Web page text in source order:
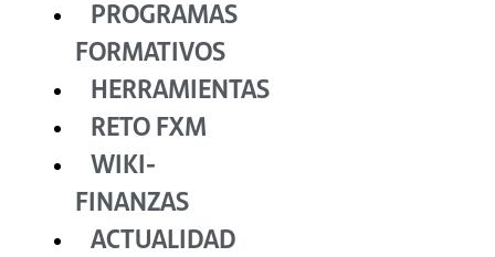
PROGRAMAS
FORMATIVOS
HERRAMIENTAS
RETO FXM
WIKI-
FINANZAS
ACTUALIDAD